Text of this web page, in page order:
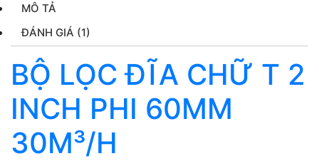
MÔ TẢ
ĐÁNH GIÁ (1)
BỘ LỌC ĐĨA CHỮ T 2
INCH PHI 60MM
30M³/H